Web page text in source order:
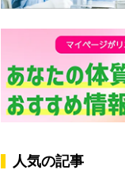
人気の記事